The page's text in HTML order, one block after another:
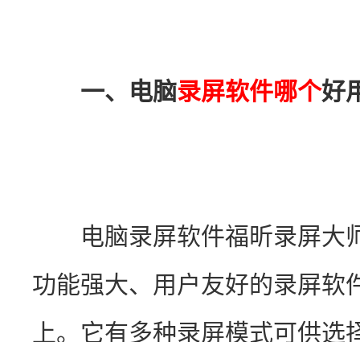
一、电脑录屏软件哪个好
电脑录屏软件福昕录屏大
功能强大、用户友好的录屏软
上。它有多种录屏模式可供